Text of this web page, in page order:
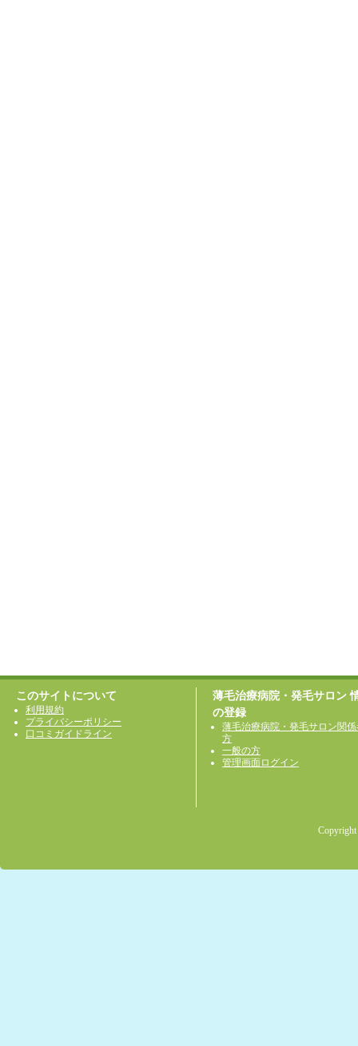
このサイトについて
利用規約
プライバシーポリシー
口コミガイドライン
薄毛治療病院・発毛サロン
の登録
薄毛治療病院・発毛サロン関
方
一般の方
管理画面ログイン
Copyright